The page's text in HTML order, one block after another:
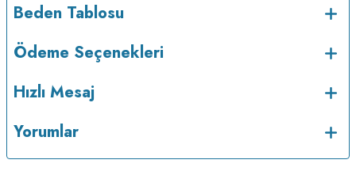
Beden Tablosu
Ödeme Seçenekleri
Hızlı Mesaj
Yorumlar